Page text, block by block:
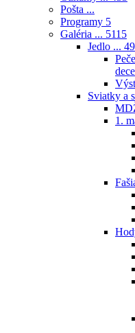
Pošta ...
Programy 5
Galéria ... 5115
Jedlo ... 49
Sviatky a
1.